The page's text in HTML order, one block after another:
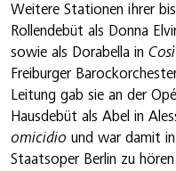
Weitere Stationen ihrer
Rollendebüt als Donna
sowie als Dorabella in
Freiburger
Leitung gab sie an der
Hausdebüt als Abel in
omicidio und war damit
Staatsoper Berlin zu